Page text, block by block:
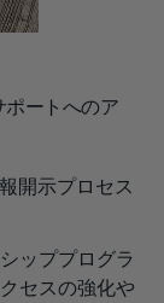
ポートへのア
開示プロセス
ッププログラ
セスの強化や